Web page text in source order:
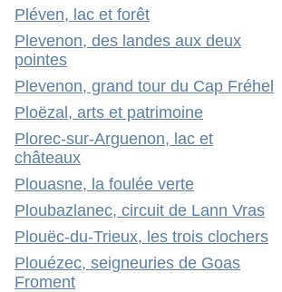
Pléven, lac et forêt
Plevenon, des landes aux deux
pointes
Plevenon, grand tour du Cap Fréhel
Ploëzal, arts et patrimoine
Plorec-sur-Arguenon, lac et
châteaux
Plouasne, la foulée verte
Ploubazlanec, circuit de Lann Vras
Plouëc-du-Trieux, les trois clochers
Plouézec, seigneuries de Goas
Froment